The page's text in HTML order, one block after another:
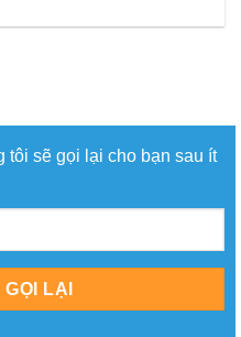
tôi sẽ gọi lại cho bạn sau ít